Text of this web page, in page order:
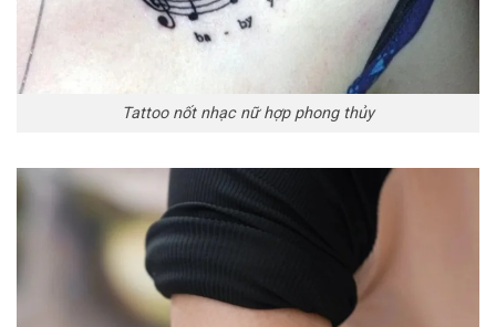
Tattoo nốt nhạc nữ hợp phong thủy